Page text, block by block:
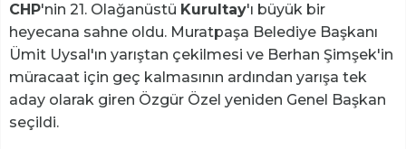
CHP'nin 21. Olağanüstü Kurultay'ı büyük bir
heyecana sahne oldu. Muratpaşa Belediye Başkanı
Ümit Uysal'ın yarıştan çekilmesi ve Berhan Şimşek'in
müracaat için geç kalmasının ardından yarışa tek
aday olarak giren Özgür Özel yeniden Genel Başkan
seçildi.